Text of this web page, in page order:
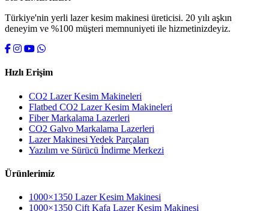
Türkiye'nin yerli lazer kesim makinesi üreticisi. 20 yılı aşkın
deneyim ve %100 müşteri memnuniyeti ile hizmetinizdeyiz.
Hızlı Erişim
CO2 Lazer Kesim Makineleri
Flatbed CO2 Lazer Kesim Makineleri
Fiber Markalama Lazerleri
CO2 Galvo Markalama Lazerleri
Lazer Makinesi Yedek Parçaları
Yazılım ve Sürücü İndirme Merkezi
Ürünlerimiz
1000×1350 Lazer Kesim Makinesi
1000×1350 Çift Kafa Lazer Kesim Makinesi